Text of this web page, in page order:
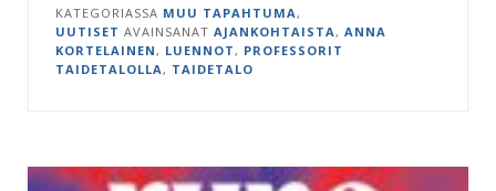
KATEGORIASSA MUU TAPAHTUMA ,
UUTISET AVAINSANAT AJANKOHTAISTA , ANNA
KORTELAINEN , LUENNOT , PROFESSORIT
TAIDETALOLLA , TAIDETALO